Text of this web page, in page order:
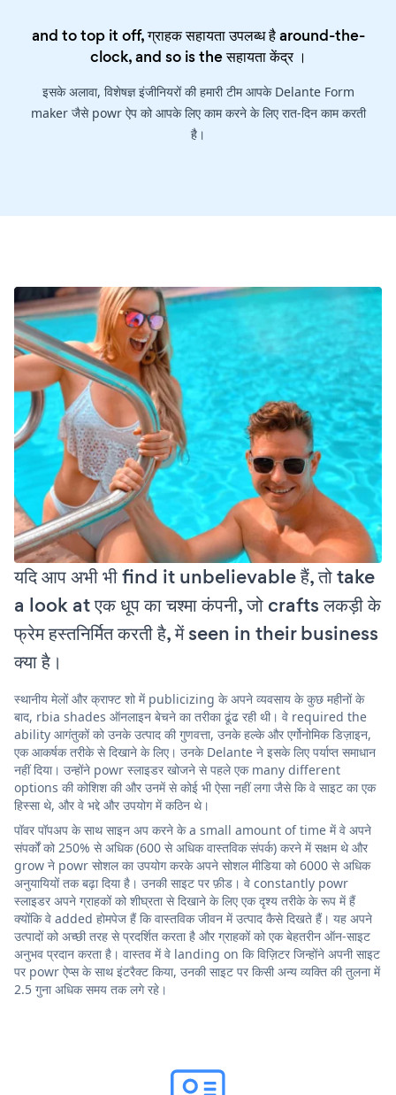
and to top it off, ग्राहक सहायता उपलब्ध है around-the-
clock, and so is theसहायता केंद्र।
इसके अलावा, विशेषज्ञ इंजीनियरों की हमारी टीम आपके Delante Form
maker जैसे powr ऐप को आपके लिए काम करने के लिए रात-दिन काम करती
है।
यदि आप अभी भी find it unbelievable हैं, तो take
a look at एक धूप का चश्मा कंपनी, जो crafts लकड़ी के
फ्रेम हस्तनिर्मित करती है, में seen in their business
क्या है।
स्थानीय मेलों और क्राफ्ट शो में publicizing के अपने व्यवसाय के कुछ महीनों के
बाद, rbia shades ऑनलाइन बेचने का तरीका ढूंढ रही थी। वे required the
ability आगंतुकों को उनके उत्पाद की गुणवत्ता, उनके हल्के और एर्गोनोमिक डिज़ाइन,
एक आकर्षक तरीके से दिखाने के लिए। उनके Delante ने इसके लिए पर्याप्त समाधान
नहीं दिया। उन्होंने powr स्लाइडर खोजने से पहले एक many different
options की कोशिश की और उनमें से कोई भी ऐसा नहीं लगा जैसे कि वे साइट का एक
हिस्सा थे, और वे भद्दे और उपयोग में कठिन थे।
पॉवर पॉपअप के साथ साइन अप करने के a small amount of time में वे अपने
संपर्कों को 250% से अधिक (600 से अधिक वास्तविक संपर्क) करने में सक्षम थे और
grow ने powr सोशल का उपयोग करके अपने सोशल मीडिया को 6000 से अधिक
अनुयायियों तक बढ़ा दिया है। उनकी साइट पर फ़ीड। वे constantly powr
स्लाइडर अपने ग्राहकों को शीघ्रता से दिखाने के लिए एक दृश्य तरीके के रूप में हैं
क्योंकि वे added होमपेज हैं कि वास्तविक जीवन में उत्पाद कैसे दिखते हैं। यह अपने
उत्पादों को अच्छी तरह से प्रदर्शित करता है और ग्राहकों को एक बेहतरीन ऑन-साइट
अनुभव प्रदान करता है। वास्तव में वे landing on कि विज़िटर जिन्होंने अपनी साइट
पर powr ऐप्स के साथ इंटरैक्ट किया, उनकी साइट पर किसी अन्य व्यक्ति की तुलना में
2.5 गुना अधिक समय तक लगे रहे।